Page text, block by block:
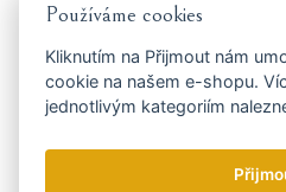
technickou stránku kadeřnického
Beardburys patří do rodiny
kosmetikou více než 35 leté
Používáme cookies
Kliknutím na Přijmout nám
cookie na našem e-shopu. Více informací k
jednotlivým kategoriím